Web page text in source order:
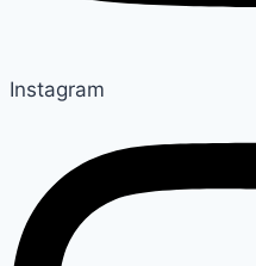
Instagram